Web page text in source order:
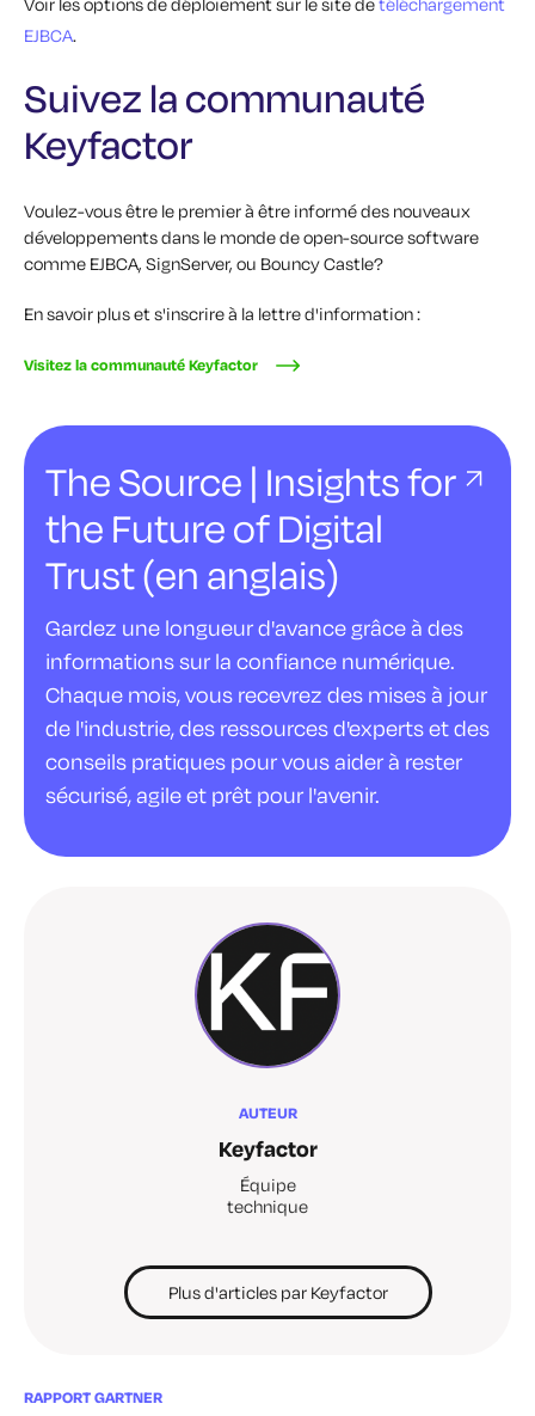
EJBCA.
Suivez la communauté
Keyfactor
Voulez-vous être le premier à être informé des nouveaux
développements dans le monde de open-source software
comme EJBCA, SignServer, ou Bouncy Castle?
En savoir plus et s'inscrire à la lettre d'information :
Visitez la communauté Keyfactor
The Source | Insights for
the Future of Digital
Trust (en anglais)
Gardez une longueur d'avance grâce à des
informations sur la confiance numérique.
Chaque mois, vous recevrez des mises à jour
de l'industrie, des ressources d'experts et des
conseils pratiques pour vous aider à rester
sécurisé, agile et prêt pour l'avenir.
AUTEUR
Keyfactor
Équipe
technique
Plus d'articles par Keyfactor
RAPPORT GARTNER